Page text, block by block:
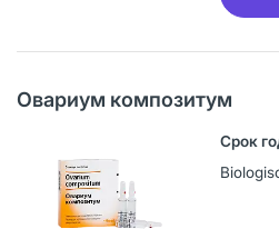
Овариум композитум